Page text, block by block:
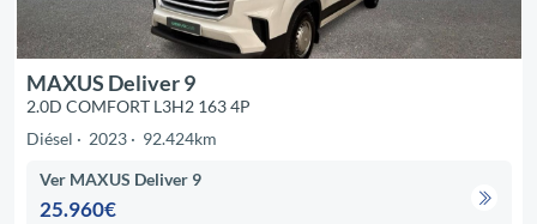
MAXUS Deliver 9
2.0D COMFORT L3H2 163 4P
Diésel
2023 92.424km
Ver MAXUS Deliver 9
25.960€